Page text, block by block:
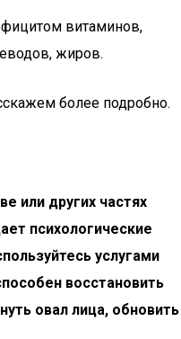
витаминов,
жиров.
более подробно.
или других частях
психологические
услугами
восстановить
овал лица, обновить